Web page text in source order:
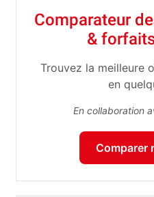
Comparateur
&
Trouvez la meilleure
en
En collaboration
Comparer